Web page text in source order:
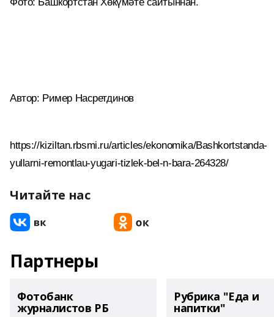
Автор: Ример Насретдинов
https://kiziltan.rbsmi.ru/articles/ekonomika/Bashkortstanda-
yullarni-remontlau-yugari-tizlek-bel-n-bara-264328/
Читайте нас
Партнеры
Фотобанк
журналистов РБ
Рубрика "Еда и
напитки"